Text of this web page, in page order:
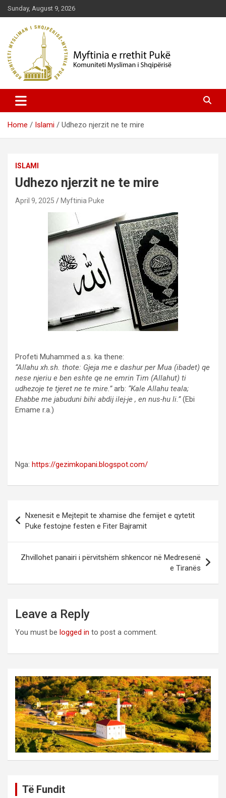
Skip
to
content
Sunday, August 9, 2026
Myftinia Pukë | Faqja Zyrtare
Home Islami Udhezo njerzit ne te mire
ISLAMI
Udhezo njerzit ne te mire
April 9, 2025 Myftinia Puke
Profeti Muhammed a.s. ka thene:
“Allahu xh.sh. thote: Gjeja me e dashur per Mua (ibadet) qe
nese njeriu e ben eshte qe ne emrin Tim (Allahut) ti
udhezoje te tjeret ne te mire.”arb: “Kale Allahu teala;
Ehabbe me jabuduni bihi abdij ilej-je , en nus-hu li.”(Ebi
Emame r.a.)
Nga: https://gezimkopani.blogspot.com/
navigation
Nxenesit e Mejtepit te xhamise dhe femijet e qytetit
Puke festojne festen e Fiter Bajramit
Zhvillohet panairi i përvitshëm shkencor në Medresenë
e Tiranës
Leave a Reply
You must be logged in to post a comment.
Të Fundit